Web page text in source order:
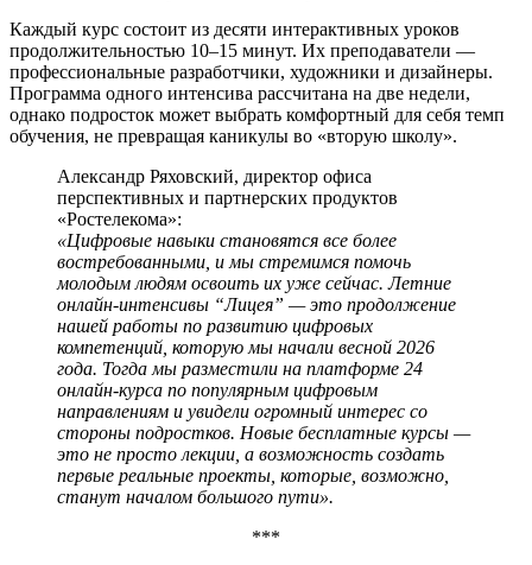
Каждый курс состоит из десяти интерактивных уроков
продолжительностью 10–15 минут. Их преподаватели —
профессиональные разработчики, художники и дизайнеры.
Программа одного интенсива рассчитана на две недели,
однако подросток может выбрать комфортный для себя темп
обучения, не превращая каникулы во «вторую школу».
Александр Ряховский, директор офиса
перспективных и партнерских продуктов
«Ростелекома»:
«Цифровые навыки становятся все более
востребованными, и мы стремимся помочь
молодым людям освоить их уже сейчас. Летние
онлайн-интенсивы “Лицея” — это продолжение
нашей работы по развитию цифровых
компетенций, которую мы начали весной 2026
года. Тогда мы разместили на платформе 24
онлайн-курса по популярным цифровым
направлениям и увидели огромный интерес со
стороны подростков. Новые бесплатные курсы —
это не просто лекции, а возможность создать
первые реальные проекты, которые, возможно,
станут началом большого пути».
***